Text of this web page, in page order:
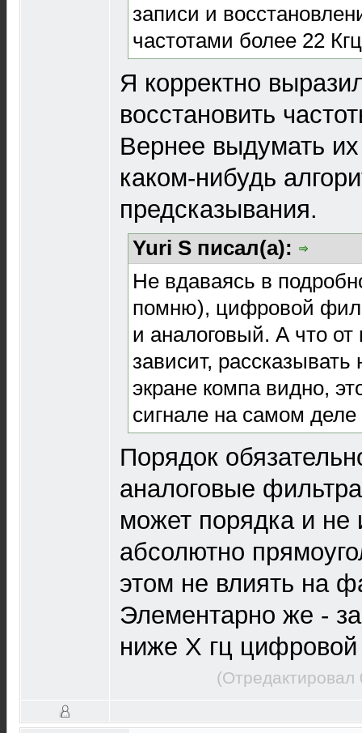
записи и
частотами более 22
Я корректно
восстановить
Вернее выдумать
каком-нибудь
предсказывания.
Yuri S писал(а):
Не вдаваясь в
помню), цифровой
и аналоговый. А что
зависит,
экране компа видно,
сигнале на самом деле
Порядок
аналоговые
может порядка и не
абсолютно
этом не влиять на
Элементарно же -
ниже X гц